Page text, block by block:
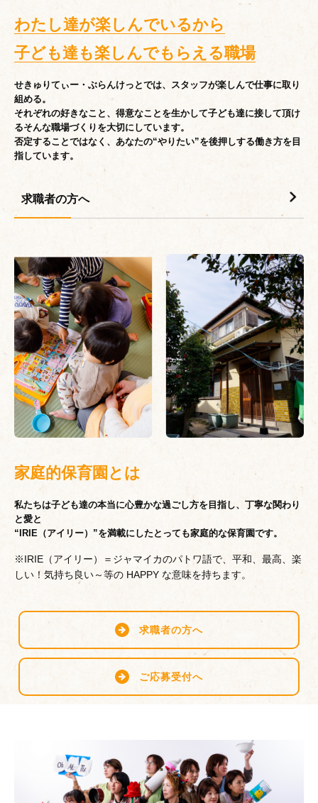
わたし達が楽しんでいるから
子ども達も楽しんでもらえる職場
せきゅりてぃー・ぶらんけっとでは、スタッフが楽しんで仕事に取り
組める。
それぞれの好きなこと、得意なことを生かして子ども達に接して頂け
るそんな職場づくりを大切にしています。
否定することではなく、あなたの“やりたい”を後押しする働き方を目
指しています。
求職者の方へ
家庭的保育園とは
私たちは子ども達の本当に心豊かな過ごし方を目指し、丁寧な関わり
と愛と
“IRIE（アイリー）”を満載にしたとっても家庭的な保育園です。
※IRIE（アイリー）＝ジャマイカのパトワ語で、平和、最高、楽
しい！気持ち良い～等の HAPPY な意味を持ちます。
求職者の方へ
ご応募受付へ